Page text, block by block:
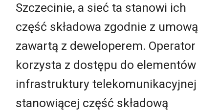
Szczecinie, a sieć ta stanowi ich
część składowa zgodnie z umową
zawartą z deweloperem. Operator
korzysta z dostępu do elementów
infrastruktury telekomunikacyjnej
stanowiącej część składową